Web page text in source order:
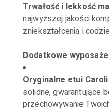
Trwałość i lekkość
najwyższej jakości
zniekształcenia i
Dodatkowe
Oryginalne etui
solidne, gwarantujące
przechowywanie